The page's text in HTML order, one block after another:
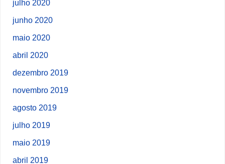
julho 2020
junho 2020
maio 2020
abril 2020
dezembro 2019
novembro 2019
agosto 2019
julho 2019
maio 2019
abril 2019